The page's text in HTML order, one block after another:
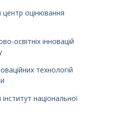
центр оцінювання
освітніх інновацій
технологій
національної